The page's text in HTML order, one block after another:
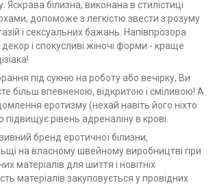
Яскрава білизна, виконана в стилістиці
допоможе з легкістю звести з розуму
і сексуальних бажань. Напівпрозора
і спокусливі жіночі форми - краще
під сукню на роботу або вечірку, Ви
більш впевненою, відкритою і сміливою! А
еротизму (нехай навіть його ніхто
рівень адреналіну в крові.
бренд еротичної білизни,
на власному швейному виробництві при
матеріалів для шиття і новітніх
матеріалів закуповується у провідних